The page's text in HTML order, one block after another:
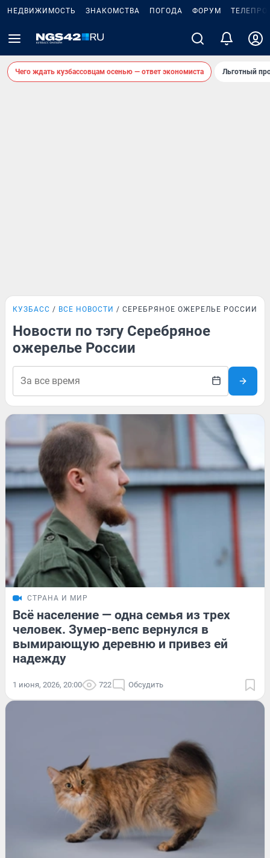
НЕДВИЖИМОСТЬ ЗНАКОМСТВА ПОГОДА ФОРУМ
Чего ждать кузбассовцам осенью — ответ экономиста Льготный
КУЗБАСС ВСЕ НОВОСТИ СЕРЕБРЯНОЕ ОЖЕРЕЛЬЕ РОССИИ
Новости по тэгу Серебряное
ожерелье России
СТРАНА И МИР
Всё население — одна семья из трех
человек. Зумер-вепс вернулся в
вымирающую деревню и привез ей
надежду
1 июня, 2026, 20:00 722 Обсудить